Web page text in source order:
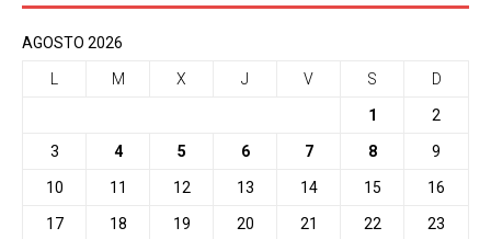
AGOSTO 2026
M X J V S D
1 2
3 4 5 6 7 8 9
10 11 12 13 14 15 16
17 18 19 20 21 22 23